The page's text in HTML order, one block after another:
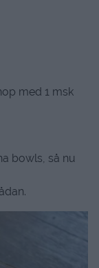
med 1 msk
bowls, så nu